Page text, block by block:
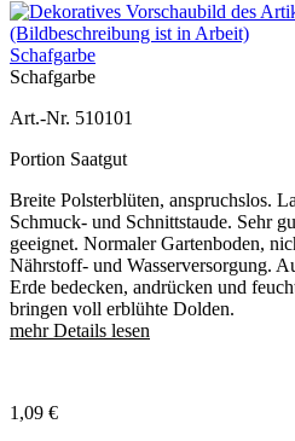
Schafgarbe
Schafgarbe
Art.-Nr. 510101
Portion Saatgut
Breite Polsterblüten, anspruchslos.
Schmuck- und Schnittstaude. Sehr
geeignet. Normaler Gartenboden,
Nährstoff- und Wasserversorgung.
Erde bedecken, andrücken und
bringen voll erblühte Dolden.
mehr Details lesen
1,09 €